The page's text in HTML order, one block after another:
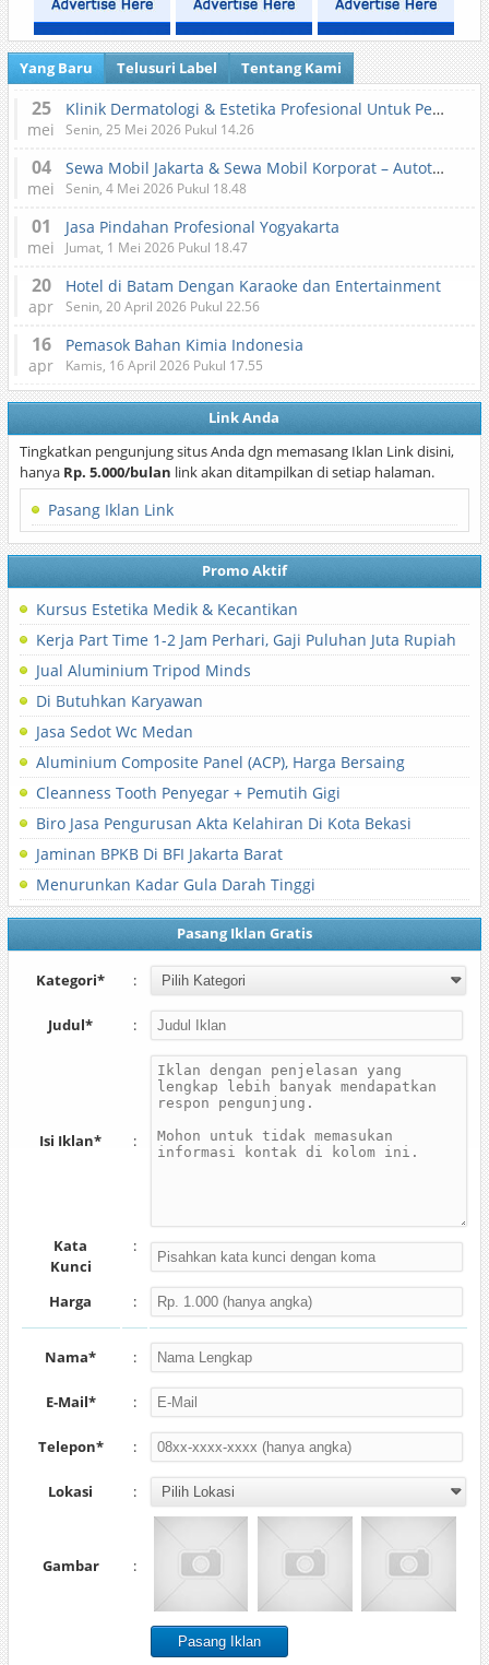
Yang Baru Telusuri Label Tentang Kami
25
mei
Klinik Dermatologi & Estetika Profesional Untuk Perawatan Kulit dan Kecantikan
Senin, 25 Mei 2026 Pukul 14.26
04
mei
Sewa Mobil Jakarta & Sewa Mobil Korporat – Autotranz Indonesia
Senin, 4 Mei 2026 Pukul 18.48
01
mei
Jasa Pindahan Profesional Yogyakarta
Jumat, 1 Mei 2026 Pukul 18.47
20
apr
Hotel di Batam Dengan Karaoke dan Entertainment
Senin, 20 April 2026 Pukul 22.56
16
apr
Pemasok Bahan Kimia Indonesia
Kamis, 16 April 2026 Pukul 17.55
Link Anda
Tingkatkan pengunjung situs Anda dgn memasang Iklan Link disini,
hanya Rp. 5.000/bulan link akan ditampilkan di setiap halaman.
Pasang Iklan Link
Promo Aktif
Kursus Estetika Medik & Kecantikan
Kerja Part Time 1-2 Jam Perhari, Gaji Puluhan Juta Rupiah
Jual Aluminium Tripod Minds
Di Butuhkan Karyawan
Jasa Sedot Wc Medan
Aluminium Composite Panel (ACP), Harga Bersaing
Cleanness Tooth Penyegar + Pemutih Gigi
Biro Jasa Pengurusan Akta Kelahiran Di Kota Bekasi
Jaminan BPKB Di BFI Jakarta Barat
Menurunkan Kadar Gula Darah Tinggi
Pasang Iklan Gratis
Kategori* :
Judul* :
Isi Iklan* :
Kata
Kunci
:
Harga :
Nama* :
E-Mail* :
Telepon* :
Lokasi :
Gambar :